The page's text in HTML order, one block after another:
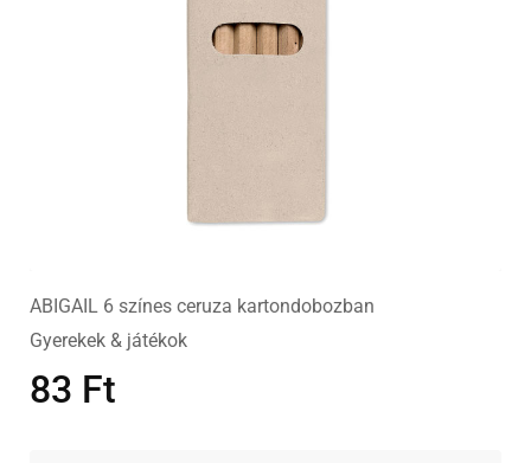
ABIGAIL 6 színes ceruza kartondobozban
Gyerekek & játékok
83 Ft